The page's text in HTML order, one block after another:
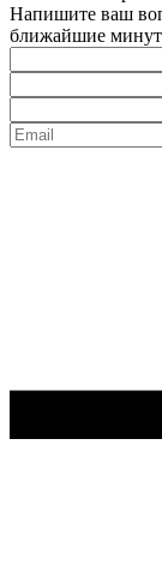
Напишите ваш
ближайшие